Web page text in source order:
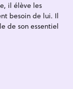
il élève les
besoin de lui. Il
de son essentiel